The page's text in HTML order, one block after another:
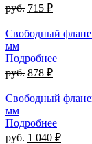
руб. 715 ₽
Свободный
мм
Подробнее
руб. 878 ₽
Свободный
мм
Подробнее
руб. 1 040 ₽